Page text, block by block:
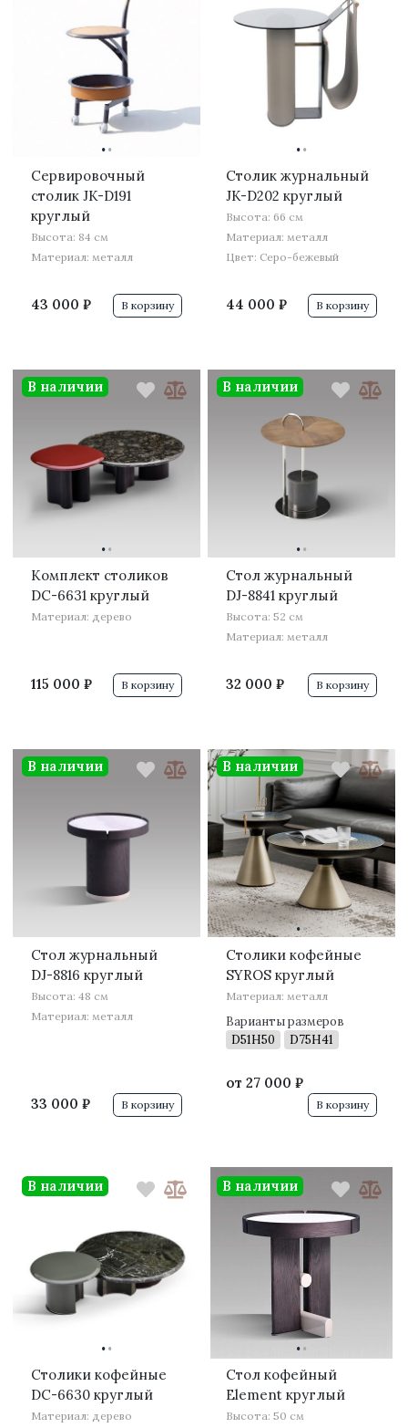
··
Сервировочный
столик JK-D191
круглый
Высота: 84 см
Материал: металл
43 000 ₽ В корзину
··
Столик журнальный
JK-D202 круглый
Высота: 66 см
Материал: металл
Цвет: Серо-бежевый
44 000 ₽ В корзину
··
Комплект столиков
DC-6631 круглый
Материал: дерево
115 000 ₽
В наличии
В корзину
··
Стол журнальный
DJ-8841 круглый
Высота: 52 см
Материал: металл
32 000 ₽
В наличии
В корзину
Стол журнальный
DJ-8816 круглый
Высота: 48 см
Материал: металл
33 000 ₽
В наличии
В корзину
··
Столики кофейные
SYROS круглый
Материал: металл
Варианты размеров
D51H50
D75H41
от 27 000 ₽
В наличии
В корзину
··
Столики кофейные
DC-6630 круглый
Материал: дерево
В наличии
··
Стол кофейный
Element круглый
Высота: 50 см
В наличии